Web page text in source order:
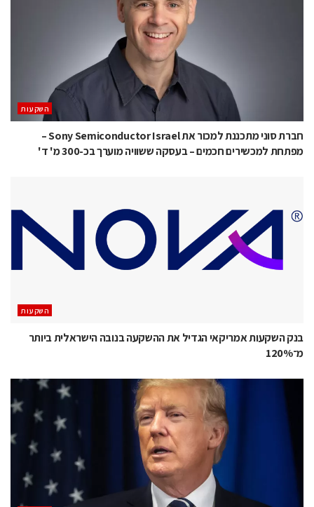
השקעות
חברת סוני מתכננת למכור את Sony Semiconductor Israel –
מפתחת למכשירים חכמים – בעסקה ששוויה מוערך בכ-300 מ' ד'
השקעות
בנק השקעות אמריקאי הגדיל את ההשקעה בנובה הישראלית ביותר
מ־120%